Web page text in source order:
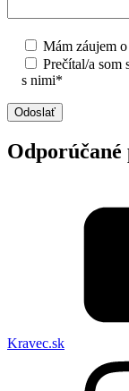
Mám záujem
Prečítal/a som
s nimi*
Odporúčané
Kravec.sk